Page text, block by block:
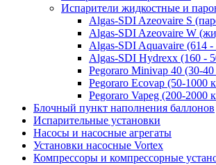
Испарители жидкостные и
Algas-SDI Azeovaire S
Algas-SDI Azeovaire W
Algas-SDI Aquavaire (614 -
Algas-SDI Hydrexx (160 -
Pegoraro Minivap 40 (30-40
Pegoraro Ecovap (50-1000
Pegoraro Vapeg (200-2000
Блочный пункт наполнения баллонов
Испарительные установки
Насосы и насосные агрегаты
Установки насосные Vortex
Компрессоры и компрессорные